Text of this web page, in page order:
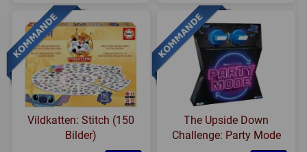
Vildkatten: Stitch (150
Bilder)
The Upside Down
Challenge: Party Mode